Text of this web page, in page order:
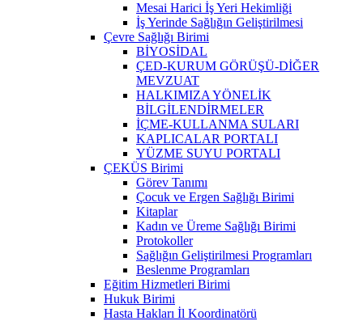
Mesai Harici İş Yeri Hekimliği
İş Yerinde Sağlığın Geliştirilmesi
Çevre Sağlığı Birimi
BİYOSİDAL
ÇED-KURUM GÖRÜŞÜ-DİĞER
MEVZUAT
HALKIMIZA YÖNELİK
BİLGİLENDİRMELER
İÇME-KULLANMA SULARI
KAPLICALAR PORTALI
YÜZME SUYU PORTALI
ÇEKÜS Birimi
Görev Tanımı
Çocuk ve Ergen Sağlığı Birimi
Kitaplar
Kadın ve Üreme Sağlığı Birimi
Protokoller
Sağlığın Geliştirilmesi Programları
Beslenme Programları
Eğitim Hizmetleri Birimi
Hukuk Birimi
Hasta Hakları İl Koordinatörü